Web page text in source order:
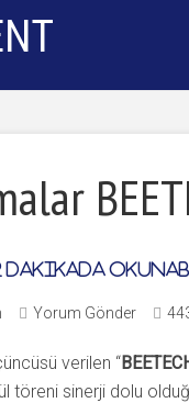
dakikada
Yorum Gönder
verilen “
töreni sinerji dolu